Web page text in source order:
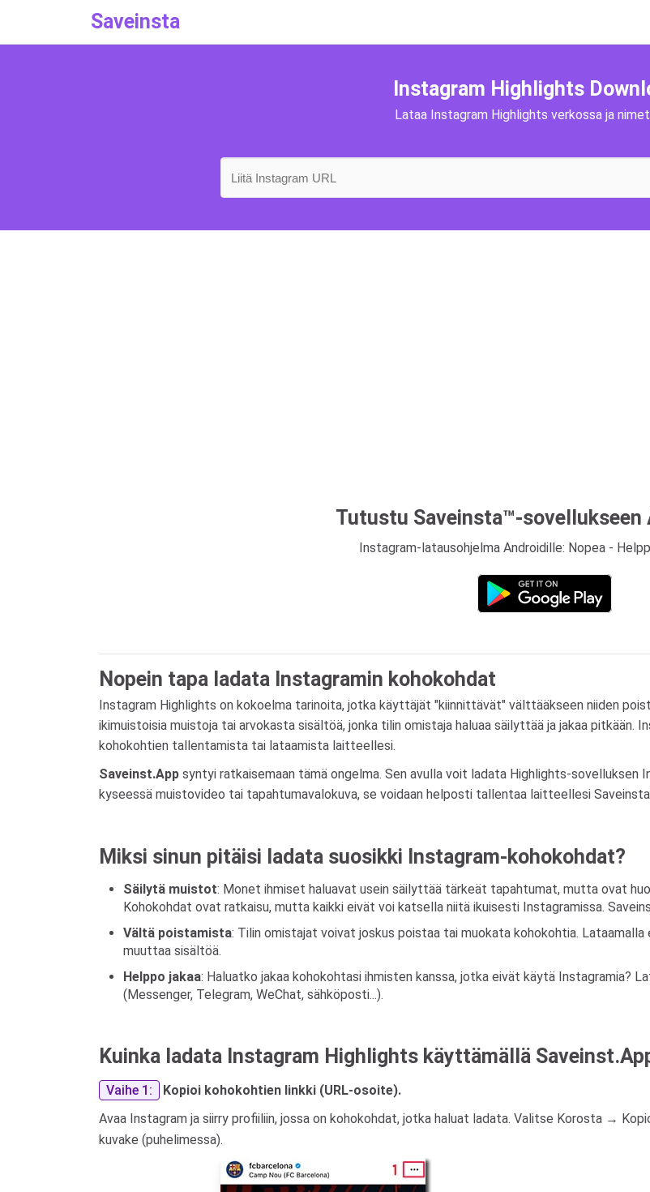
Saveinsta
Instagram Highlights
Lataa Instagram Highlights verkossa ja
Tutustu Saveinsta™-sovellukseen
Instagram-latausohjelma Androidille: Nopea -
Nopein tapa ladata Instagramin kohokohdat
Instagram Highlights on kokoelma tarinoita, jotka käyttäjät "kiinnittävät" välttääkseen niiden
ikimuistoisia muistoja tai arvokasta sisältöä, jonka tilin omistaja haluaa säilyttää ja jakaa pitkään.
kohokohtien tallentamista tai lataamista laitteellesi.
Saveinst.App syntyi ratkaisemaan tämä ongelma. Sen avulla voit ladata Highlights-sovelluksen
kyseessä muistovideo tai tapahtumavalokuva, se voidaan helposti tallentaa laitteellesi
Miksi sinun pitäisi ladata suosikki Instagram-kohokohdat?
Säilytä muistot: Monet ihmiset haluavat usein säilyttää tärkeät tapahtumat, mutta ovat
Kohokohdat ovat ratkaisu, mutta kaikki eivät voi katsella niitä ikuisesti Instagramissa.
Vältä poistamista: Tilin omistajat voivat joskus poistaa tai muokata kohokohtia.
muuttaa sisältöä.
Helppo jakaa: Haluatko jakaa kohokohtasi ihmisten kanssa, jotka eivät käytä Instagramia?
(Messenger, Telegram, WeChat, sähköposti...).
Kuinka ladata Instagram Highlights käyttämällä
Vaihe 1:
Kopioi kohokohtien linkki (URL-osoite).
Avaa Instagram ja siirry profiiliin, jossa on kohokohdat, jotka haluat ladata. Valitse Korosta →
kuvake (puhelimessa).